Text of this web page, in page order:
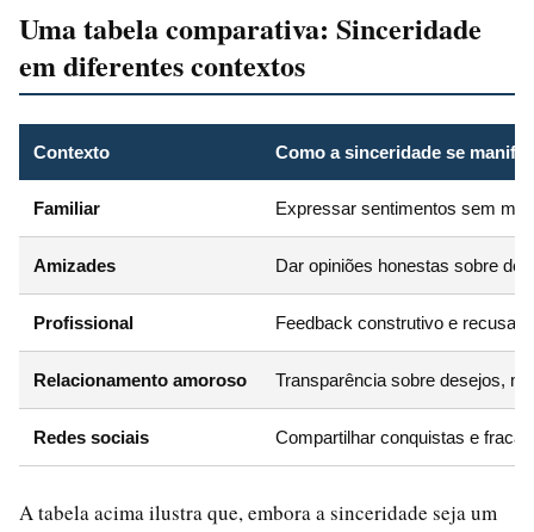
Uma tabela comparativa: Sinceridade
em diferentes contextos
Contexto Como a sinceridade se
Familiar Expressar sentimentos sem
Amizades Dar opiniões honestas sobre
Profissional Feedback construtivo e recusa
Relacionamento amoroso Transparência sobre desejos,
Redes sociais Compartilhar conquistas e
A tabela acima ilustra que, embora a sinceridade seja um